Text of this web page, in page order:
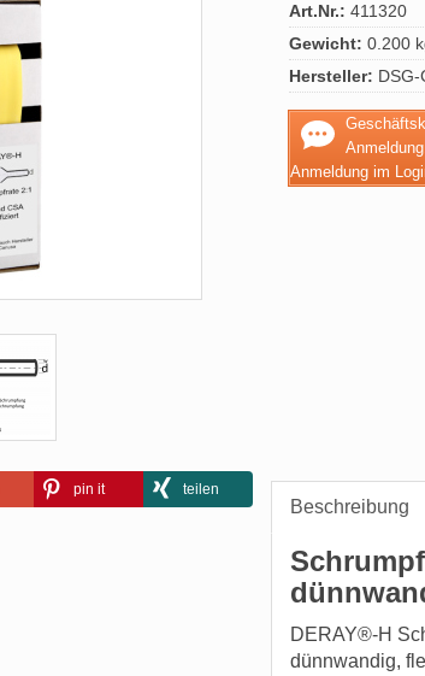
pin it teilen
Art.Nr.: 411320
Gewicht: 0.200
Hersteller: DSG-
Anmeldung im
Beschreibung
DERAY®-H
dünnwandig,